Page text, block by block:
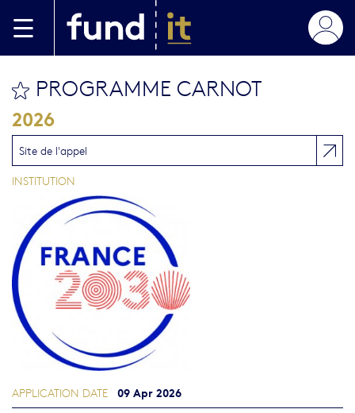
bookmark this
PROGRAMME CARNOT
2026
Site de l'appel
INSTITUTION
APPLICATION DATE 09 Apr 2026